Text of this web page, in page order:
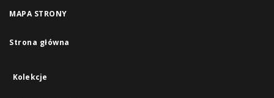
MAPA STRONY
Strona główna
Kolekcje